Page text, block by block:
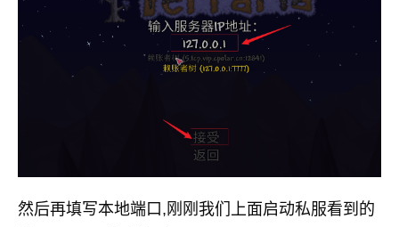
然后再填写本地端口,刚刚我们上面启动私服看到的